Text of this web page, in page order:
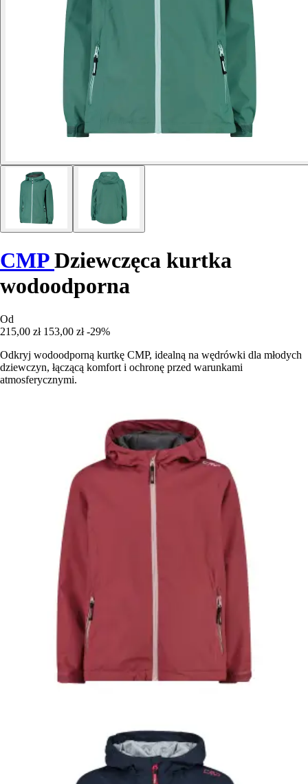
CMPDziewczęca kurtka
wodoodporna
Od
215,00 zł 153,00 zł -29%
Odkryj wodoodporną kurtkę CMP, idealną na wędrówki dla młodych
dziewczyn, łączącą komfort i ochronę przed warunkami
atmosferycznymi.